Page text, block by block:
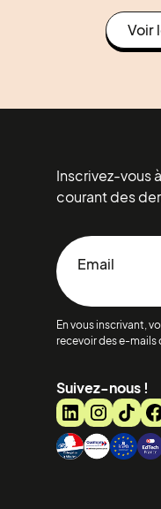
Voir
Inscrivez-vous
courant des
En vous inscrivant,
recevoir des e-mails
Suivez-nous !